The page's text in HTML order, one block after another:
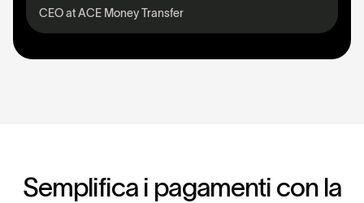
CEO at ACE Money Transfer
Semplifica i pagamenti con la